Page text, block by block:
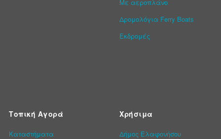
Με αεροπλάνο
Δρομολόγια Ferry Boats
Εκδρομές
Τοπική Αγορά
Καταστήματα
Χρήσιμα
Δήμος Ελαφονήσου